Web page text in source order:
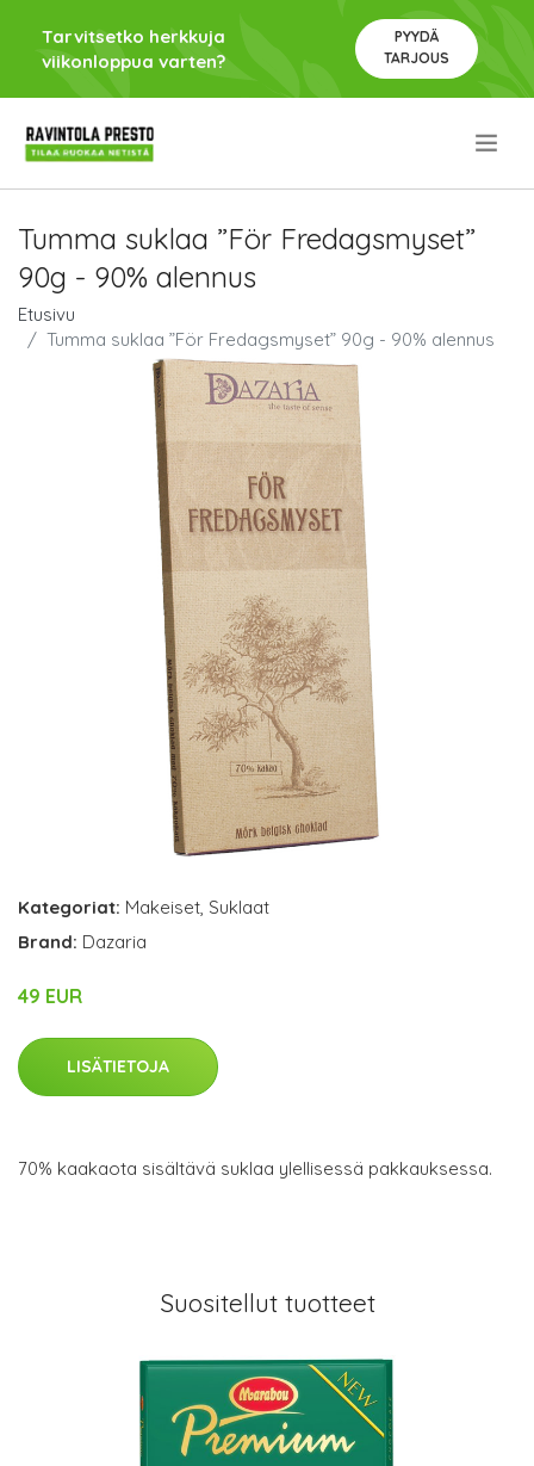
Tarvitsetko herkkuja
viikonloppua varten?
PYYDÄ
TARJOUS
Tumma suklaa ”För Fredagsmyset”
90g - 90% alennus
Etusivu
Tumma suklaa ”För Fredagsmyset” 90g - 90% alennus
Kategoriat: Makeiset, Suklaat
Brand: Dazaria
49 EUR
LISÄTIETOJA
70% kaakaota sisältävä suklaa ylellisessä pakkauksessa.
Suositellut tuotteet